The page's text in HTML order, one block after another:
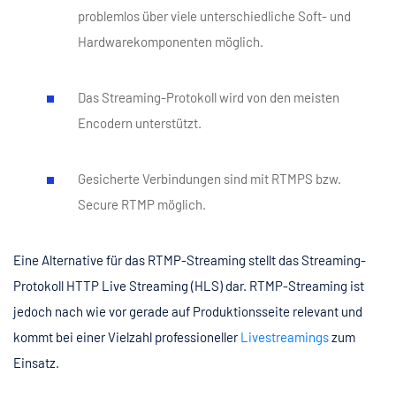
problemlos über viele unterschiedliche Soft- und
Hardwarekomponenten möglich.
Das Streaming-Protokoll wird von den meisten
Encodern unterstützt.
Gesicherte Verbindungen sind mit RTMPS bzw.
Secure RTMP möglich.
Eine Alternative für das RTMP-Streaming stellt das Streaming-
Protokoll HTTP Live Streaming (HLS) dar. RTMP-Streaming ist
jedoch nach wie vor gerade auf Produktionsseite relevant und
kommt bei einer Vielzahl professionellerLivestreamingszum
Einsatz.